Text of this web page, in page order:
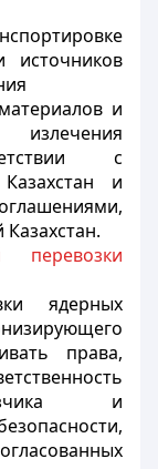
источников
и
с
и
перевозки
ядерных
права,
и